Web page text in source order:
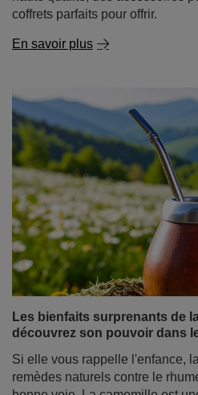
Les bienfaits surprenants de la
découvrez son pouvoir dans
Si elle vous rappelle l'enfance,
remèdes naturels contre le
bonne voie. La camomille est
appréciée depuis des siècles,
presque certain de la trouver
de votre grand-mère. Mais
nombreuses propriétés de la
surprendre ? Et qu'elle peut être
ingrédient à part entière, mais